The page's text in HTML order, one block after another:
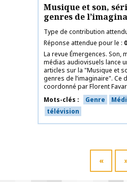
Musique et son,
genres de
Type de contribution
Réponse attendue pour le
La revue Émergences. Son,
médias audiovisuels lance
articles sur la "Musique et
genres de l’imaginaire". Ce
coordonné par Florent
Mots-clés
Genre
télévision
«